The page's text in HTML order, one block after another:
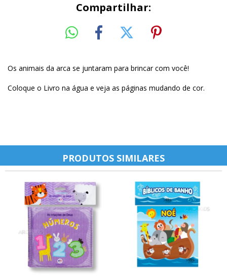
Compartilhar:
Os animais da arca se juntaram para brincar com você!
Coloque o Livro na água e veja as páginas mudando de cor.
PRODUTOS SIMILARES